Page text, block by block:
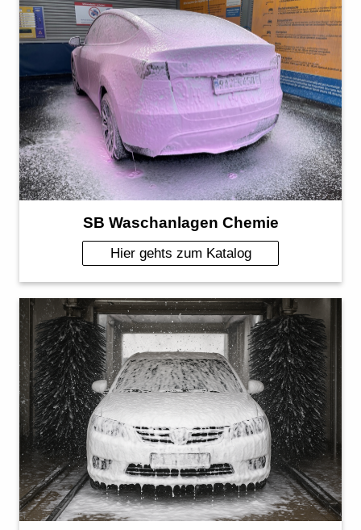
SB Waschanlagen Chemie
Hier gehts zum Katalog